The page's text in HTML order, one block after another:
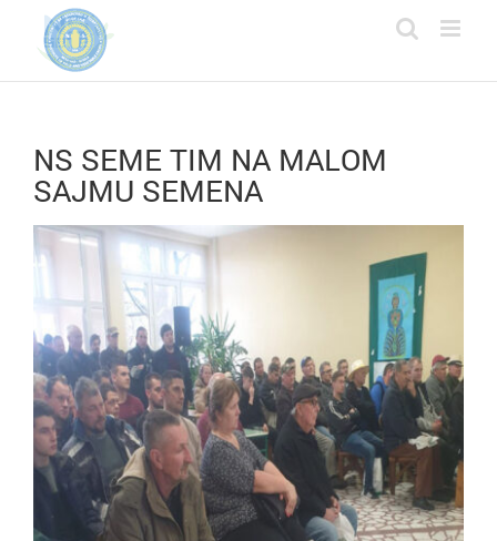
content
NS SEME TIM NA MALOM
SAJMU SEMENA